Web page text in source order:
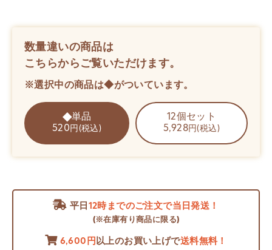
数量違いの商品は
こちらからご覧いただけます。
※選択中の商品は◆がついています。
単品
520 円(税込)
12個セット
5,928円(税込)
平日 12時までのご注文で当日発送！
(※在庫有り商品に限る)
6,600円 以上のお買い上げで送料無料！